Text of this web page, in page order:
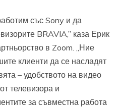
със Sony и да
BRAVIA,” каза Ерик
в Zoom. „Ние
клиенти да се насладят
– удобството на видео
телевизора и
за съвместна работа